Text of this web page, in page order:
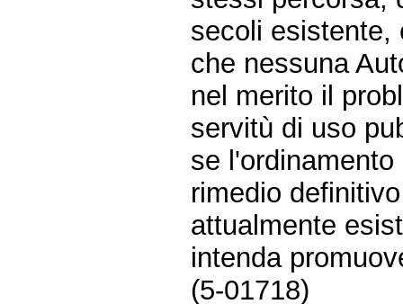
secoli esistente,
che nessuna
nel merito il
servitù di uso
se
rimedio
attualmente
intenda
(5-01718)